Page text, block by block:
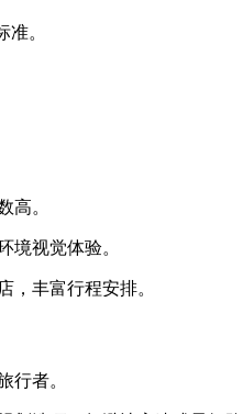
。
高。
境视觉体验。
，丰富行程安排。
行者。